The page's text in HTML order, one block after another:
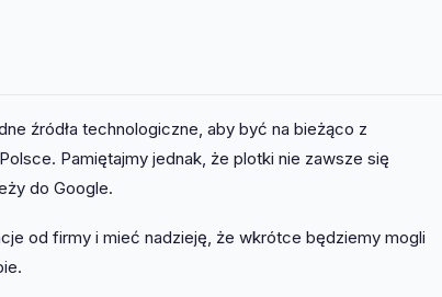
źródła technologiczne, aby być na bieżąco z
Pamiętajmy jednak, że plotki nie zawsze się
do Google.
od firmy i mieć nadzieję, że wkrótce będziemy mogli